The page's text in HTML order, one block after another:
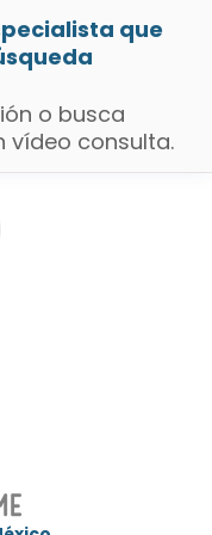
que
o busca
vídeo consulta.